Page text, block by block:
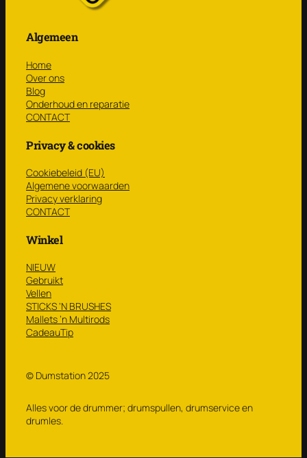
Algemeen
Home
Over ons
Blog
Onderhoud en reparatie
CONTACT
Privacy & cookies
Cookiebeleid (EU)
Algemene voorwaarden
Privacy verklaring
CONTACT
Winkel
NIEUW
Gebruikt
Vellen
STICKS ‘N BRUSHES
Mallets ’n Multirods
CadeauTip
© Dumstation 2025
Alles voor de drummer; drumspullen, drumservice en
drumles.